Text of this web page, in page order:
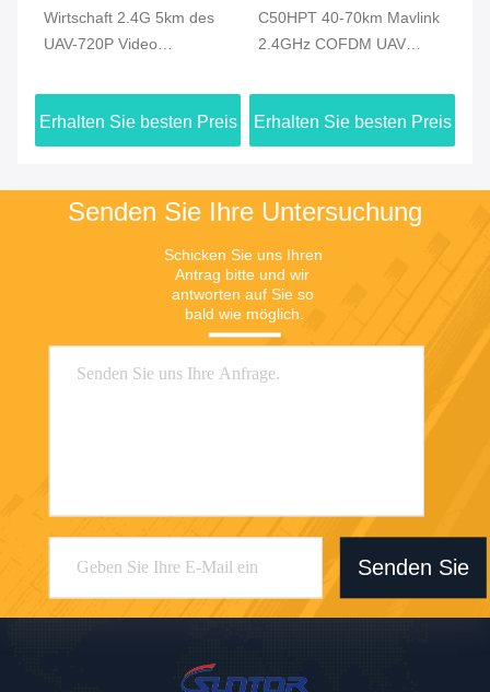
Wirtschaft 2.4G 5km des
UAV-720P Video
Videoübermittler-HDMI u.
Duplexdatenverbindung
Erhalten Sie besten Preis
C50HPT 40-70km Mavlink
2.4GHz COFDM UAV
Langstrecke UP/Downlink
Erhalten Sie besten Preis
Senden Sie Ihre Untersuchung
Schicken Sie uns Ihren
Antrag bitte und wir
antworten auf Sie so
bald wie möglich.
Senden Sie